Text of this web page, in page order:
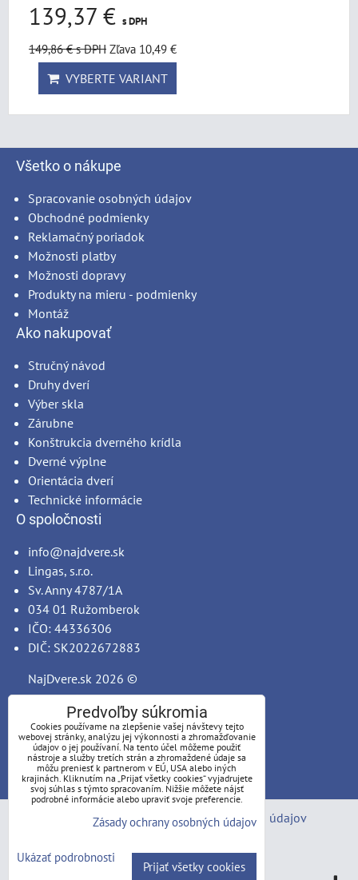
139,37 € s DPH
149,86 €s DPH Zľava 10,49 €
VYBERTE VARIANT
Všetko o nákupe
Spracovanie osobných údajov
Obchodné podmienky
Reklamačný poriadok
Možnosti platby
Možnosti dopravy
Produkty na mieru - podmienky
Montáž
Ako nakupovať
Stručný návod
Druhy dverí
Výber skla
Zárubne
Konštrukcia dverného krídla
Dverné výplne
Orientácia dverí
Technické informácie
O spoločnosti
info@najdvere.sk
Lingas, s.r.o.
Sv. Anny 4787/1A
034 01 Ružomberok
IČO: 44336306
DIČ: SK2022672883
NajDvere.sk 2026 ©
Predvoľby súkromia
Zásady ochrany osobných údajov
Predvoľby súkromia
Cookies používame na zlepšenie vašej návštevy tejto
webovej stránky, analýzu jej výkonnosti a zhromažďovanie
údajov o jej používaní. Na tento účel môžeme použiť
nástroje a služby tretích strán a zhromaždené údaje sa
môžu preniesť k partnerom v EÚ, USA alebo iných
krajinách. Kliknutím na „Prijať všetky cookies“ vyjadrujete
svoj súhlas s týmto spracovaním. Nižšie môžete nájsť
podrobné informácie alebo upraviť svoje preferencie.
Zásady ochrany osobných údajov
Ukázať podrobnosti
Prijať všetky cookies